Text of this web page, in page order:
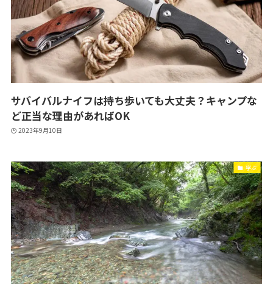
サバイバルナイフは持ち歩いても大丈夫？キャンプな
ど正当な理由があればOK
2023年9月10日
学ぶ